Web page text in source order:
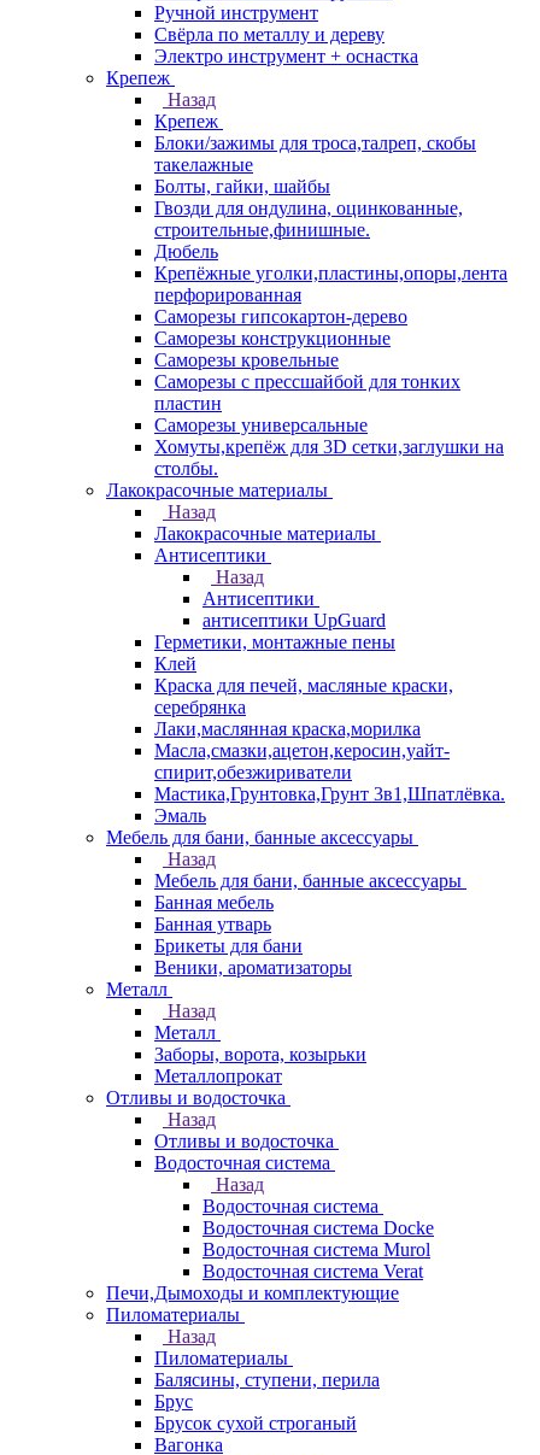
Ручной инструмент
Свёрла по металлу и дереву
Электро инструмент + оснастка
Крепеж
Назад
Крепеж
Блоки/зажимы для троса,талреп, скобы
такелажные
Болты, гайки, шайбы
Гвозди для ондулина, оцинкованные,
строительные,финишные.
Дюбель
Крепёжные уголки,пластины,опоры,лента
перфорированная
Саморезы гипсокартон-дерево
Саморезы конструкционные
Саморезы кровельные
Саморезы с прессшайбой для тонких
пластин
Саморезы универсальные
Хомуты,крепёж для 3D сетки,заглушки на
столбы.
Лакокрасочные материалы
Назад
Лакокрасочные материалы
Антисептики
Назад
Антисептики
антисептики UpGuard
Герметики, монтажные пены
Клей
Краска для печей, масляные краски,
серебрянка
Лаки,маслянная краска,морилка
Масла,смазки,ацетон,керосин,уайт-
спирит,обезжириватели
Мастика,Грунтовка,Грунт 3в1,Шпатлёвка.
Эмаль
Мебель для бани, банные аксессуары
Назад
Мебель для бани, банные аксессуары
Банная мебель
Банная утварь
Брикеты для бани
Веники, ароматизаторы
Металл
Назад
Металл
Заборы, ворота, козырьки
Металлопрокат
Отливы и водосточка
Назад
Отливы и водосточка
Водосточная система
Назад
Водосточная система
Водосточная система Docke
Водосточная система Murol
Водосточная система Verat
Печи,Дымоходы и комплектующие
Пиломатериалы
Назад
Пиломатериалы
Балясины, ступени, перила
Брус
Брусок сухой строганый
Вагонка